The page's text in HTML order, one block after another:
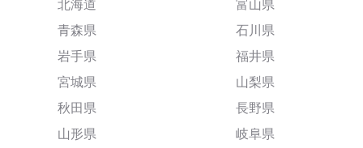
北海道
青森県
岩手県
宮城県
秋田県
山形県
富山県
石川県
福井県
山梨県
長野県
岐阜県